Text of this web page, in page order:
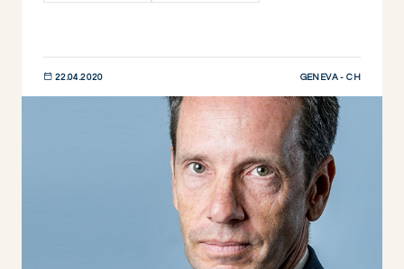
22.04.2020 GENEVA - CH